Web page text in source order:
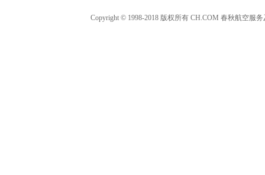
Copyright © 1998-2018 版权所有 CH.COM 春秋航空服